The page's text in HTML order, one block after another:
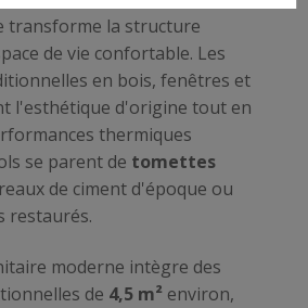
transforme la structure
de vie confortable. Les
en bois, fenêtres et
l'esthétique d'origine tout en
thermiques
se parent de tomettes
de ciment d'époque ou
restaurés.
moderne intègre des
de 4,5 m² environ,